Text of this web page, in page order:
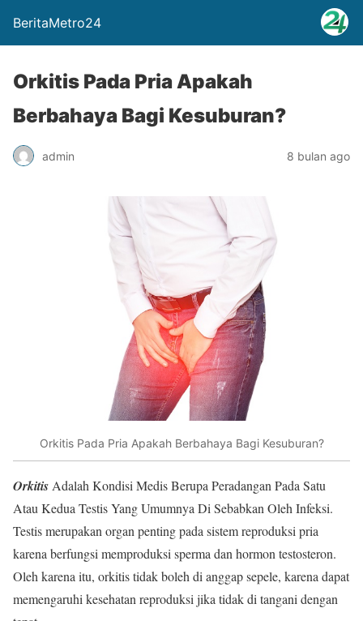
BeritaMetro24
Orkitis Pada Pria Apakah
Berbahaya Bagi Kesuburan?
admin 8 bulan ago
Orkitis Pada Pria Apakah Berbahaya Bagi Kesuburan?
Orkitis Adalah Kondisi Medis Berupa Peradangan Pada Satu
Atau Kedua Testis Yang Umumnya Di Sebabkan Oleh Infeksi.
Testis merupakan organ penting pada sistem reproduksi pria
karena berfungsi memproduksi sperma dan hormon testosteron.
Oleh karena itu, orkitis tidak boleh di anggap sepele, karena dapat
memengaruhi kesehatan reproduksi jika tidak di tangani dengan